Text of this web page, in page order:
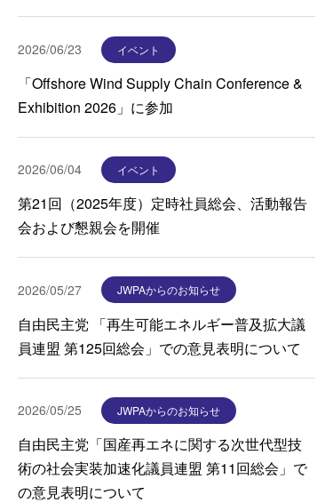
2026/06/23 イベント
「Offshore Wind Supply Chain Conference &
Exhibition 2026」に参加
2026/06/04 イベント
第21回（2025年度）定時社員総会、活動報告
会および懇親会を開催
2026/05/27 JWPAからのお知らせ
自由民主党 「再生可能エネルギー普及拡大議
員連盟 第125回総会」での意見表明について
2026/05/25 JWPAからのお知らせ
自由民主党「国産再エネに関する次世代型技
術の社会実装加速化議員連盟 第11回総会」で
の意見表明について